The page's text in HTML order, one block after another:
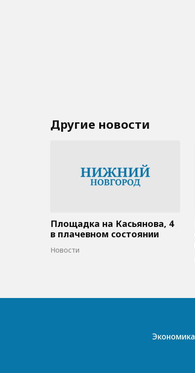
Другие новости
Площадка на Касьянова, 4
в плачевном состоянии
Новости
Экономика